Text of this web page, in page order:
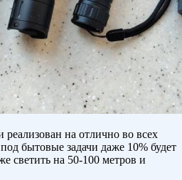
на отлично во всех
бытовые задачи даже 10% будет
светить на 50-100 метров и